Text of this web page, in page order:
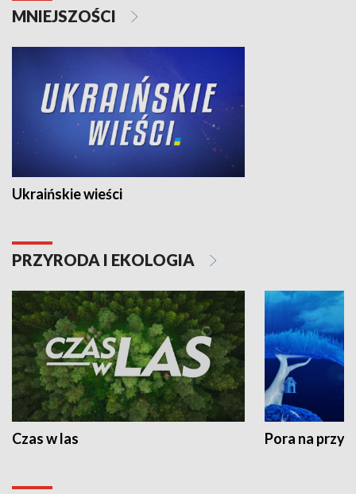
MNIEJSZOŚCI
Ukraińskie wieści
PRZYRODA I EKOLOGIA
Czas w las Pora na